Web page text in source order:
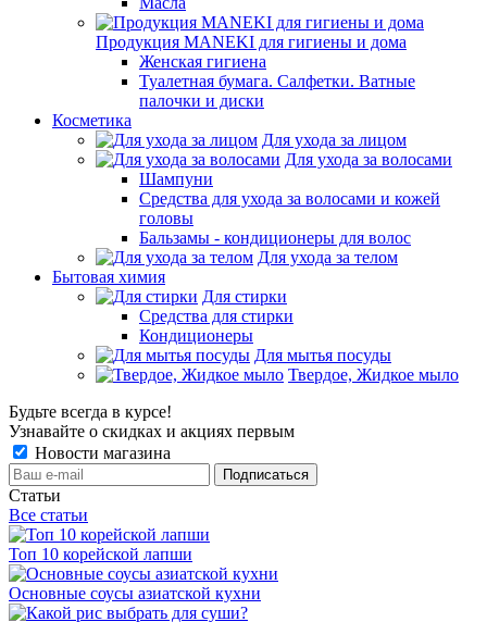
Продукция MANEKI для гигиены и дома
Женская гигиена
Туалетная бумага. Салфетки. Ватные
палочки и диски
Косметика
Для ухода за лицом
Для ухода за волосами
Шампуни
Средства для ухода за волосами и кожей
головы
Бальзамы - кондиционеры для волос
Для ухода за телом
Бытовая химия
Для стирки
Средства для стирки
Кондиционеры
Для мытья посуды
Твердое, Жидкое мыло
Будьте всегда в курсе!
Узнавайте о скидках и акциях первым
Новости магазина
Статьи
Все статьи
Топ 10 корейской лапши
Основные соусы азиатской кухни